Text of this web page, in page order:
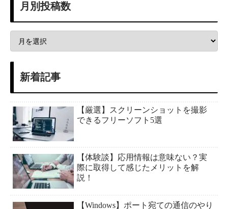
月別投稿数
新着記事
【厳選】スクリーンショットを撮影
できるフリーソフト5選
【体験談】応用情報は意味ない？実
際に取得して感じたメリットを解
説！
【Windows】ポート宛ての通信のやり